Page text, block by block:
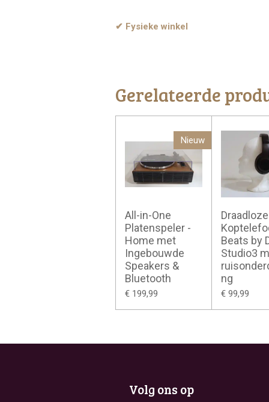
✔ Fysieke winkel
Gerelateerde
Nieuw
All-in-One
Platenspeler -
Home met
Ingebouwde
Speakers &
Bluetooth
€ 199,99
Draadloze
Beats by
Studio3
ng
€ 99,99
Volg ons op